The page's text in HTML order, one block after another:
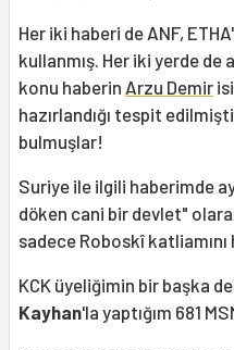
Her iki haberi de ANF,
kullanmış. Her iki yerde de
konu haberin Arzu Demir
hazırlandığı tespit
bulmuşlar!
Suriye ile ilgili haberimde
döken cani bir devlet"
sadece Roboskî katliamını
KCK üyeliğimin bir başka
Kayhan'la yaptığım 681